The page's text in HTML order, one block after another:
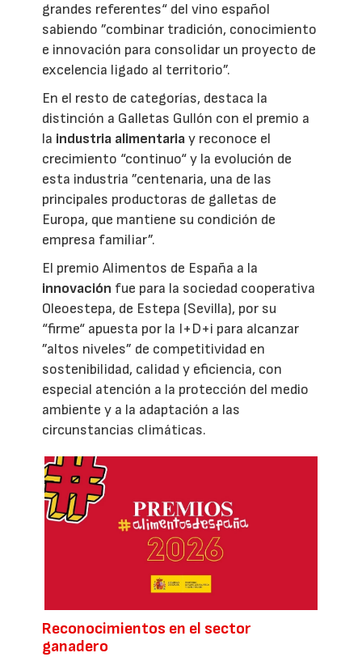
grandes referentes“ del vino español
sabiendo ”combinar tradición, conocimiento
e innovación para consolidar un proyecto de
excelencia ligado al territorio”.
En el resto de categorías, destaca la
distinción a Galletas Gullón con el premio a
la industria alimentariay reconoce el
crecimiento “continuo“ y la evolución de
esta industria ”centenaria, una de las
principales productoras de galletas de
Europa, que mantiene su condición de
empresa familiar”.
El premio Alimentos de España a la
innovación fue para la sociedad cooperativa
Oleoestepa, de Estepa (Sevilla), por su
“firme“ apuesta por la I+D+i para alcanzar
”altos niveles” de competitividad en
sostenibilidad, calidad y eficiencia, con
especial atención a la protección del medio
ambiente y a la adaptación a las
circunstancias climáticas.
Reconocimientos en el sector
ganadero